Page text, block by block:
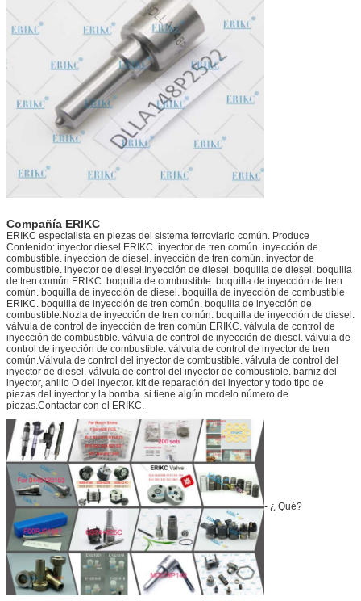
Compañía ERIKC
ERIKC especialista en piezas del sistema ferroviario común. Produce
Contenido: inyector diesel ERIKC. inyector de tren común. inyección de
combustible. inyección de diesel. inyección de tren común. inyector de
combustible. inyector de diesel.Inyección de diesel. boquilla de diesel. boquilla
de tren común ERIKC. boquilla de combustible. boquilla de inyección de tren
común. boquilla de inyección de diesel. boquilla de inyección de combustible
ERIKC. boquilla de inyección de tren común. boquilla de inyección de
combustible.Nozla de inyección de tren común. boquilla de inyección de diesel.
válvula de control de inyección de tren común ERIKC. válvula de control de
inyección de combustible. válvula de control de inyección de diesel. válvula de
control de inyección de combustible. válvula de control de inyector de tren
común.Válvula de control del inyector de combustible. válvula de control del
inyector de diesel. válvula de control del inyector de combustible. barniz del
inyector, anillo O del inyector. kit de reparación del inyector y todo tipo de
piezas del inyector y la bomba. si tiene algún modelo número de
piezas.Contactar con el ERIKC.
- ¿ Qué?